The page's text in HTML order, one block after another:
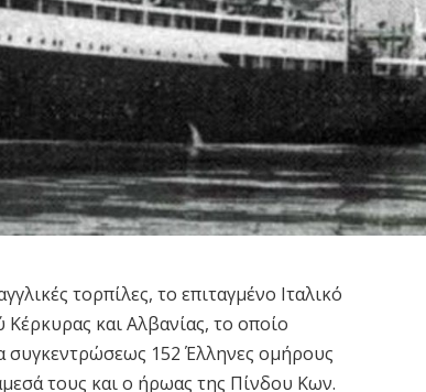
τορπίλες, το επιταγμένο Ιταλικό
και Αλβανίας, το οποίο
συγκεντρώσεως 152 Έλληνες ομήρους
τους και ο ήρωας της Πίνδου Κων.